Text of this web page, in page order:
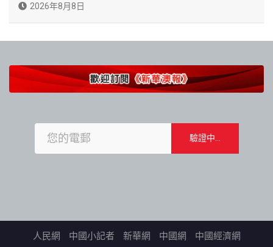
2026年8月8日
人民網 中國小記者 新華網 中國網 中國經濟網